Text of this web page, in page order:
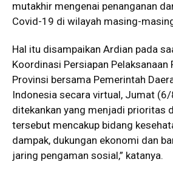
mutakhir mengenai penanganan
Covid-19 di wilayah masing-
Hal itu disampaikan Ardian pada
Koordinasi Persiapan Pelaksanaan
Provinsi bersama Pemerintah
Indonesia secara virtual, Jumat
ditekankan yang menjadi prioritas
tersebut mencakup bidang
dampak, dukungan ekonomi dan
jaring pengaman sosial,” katanya.